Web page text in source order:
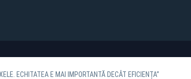
ECHITATEA E MAI IMPORTANTĂ DECÂT EFICIENȚA”